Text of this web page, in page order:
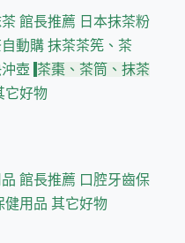
館長推薦 日本抹茶粉
動購 抹茶茶筅、茶
壺 茶棗、茶筒、抹茶
它好物
館長推薦 口腔牙齒保
健用品 其它好物